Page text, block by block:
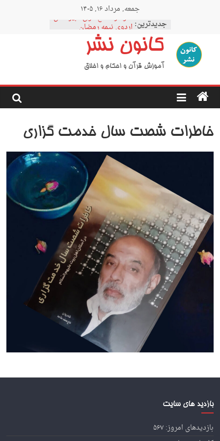
جمعه, مرداد ۱۶, ۱۴۰۵
جدیدترین:
نمودار مقطع فوق دبیرستان
اردوی نیمه رمضان
اردوی نیمه شعبان
اردوی غدیر
کانون نشر
آموزش قرآن و احکام و اخلاق
خاطرات شصت سال خدمت گزاری
بازدید های سایت
بازدیدهای امروز:۵۶۷